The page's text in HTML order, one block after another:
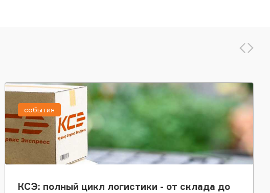
КСЭ: полный цикл логистики - от склада до
события